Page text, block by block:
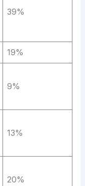
39%
19%
9%
13%
20%